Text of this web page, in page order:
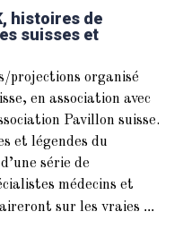
histoires de
suisses et
projections organisé
en association avec
Pavillon suisse.
et légendes du
série de
médecins et
sur les vraies ...